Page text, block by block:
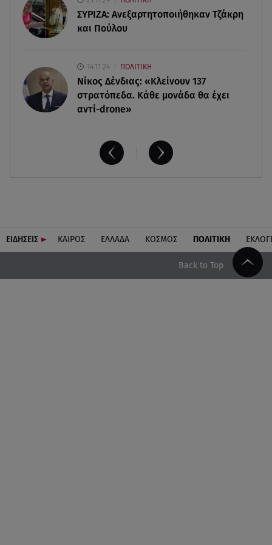
«Ζαμπόν» και του Σκαφτούρου
ΣΥΡΙΖΑ: Ανεξαρτητοποιήθηκαν Τζάκρη
και Πούλου
14.11.24 ΠΟΛΙΤΙΚΗ
Νίκος Δένδιας: «Κλείνουν 137
στρατόπεδα. Kάθε μονάδα θα έχει
αντί-drone»
ΕΙΔΗΣΕΙΣ ΚΑΙΡΟΣ ΕΛΛΑΔΑ ΚΟΣΜΟΣ ΠΟΛΙΤΙΚΗ
Back to Top